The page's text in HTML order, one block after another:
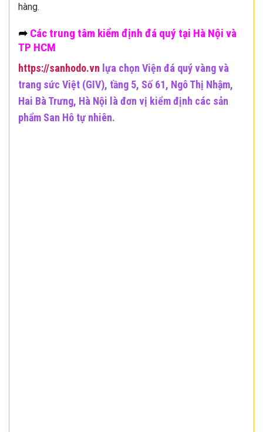
hàng.
➦ Các trung tâm kiểm định đá quý tại Hà Nội và
TP HCM
https://sanhodo.vn lựa chọn Viện đá quý vàng và
trang sức Việt (GIV), tầng 5, Số 61, Ngô Thị Nhậm,
Hai Bà Trưng, Hà Nội là đơn vị kiểm định các sản
phẩm San Hô tự nhiên.